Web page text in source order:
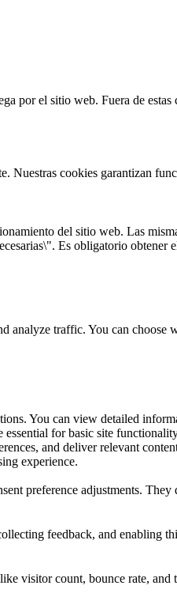
por el sitio web. Fuera de
Nuestras cookies garantizan
del sitio web. Las
Es obligatorio obtener
analyze traffic. You can
You can view detailed
essential for basic site
and deliver relevant
experience.
preference adjustments. They
feedback, and enabling
visitor count, bounce rate, and